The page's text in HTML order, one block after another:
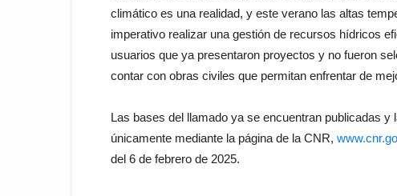
climático es una realidad, y este verano las altas
imperativo realizar una gestión de recursos hídricos
usuarios que ya presentaron proyectos y no fueron
contar con obras civiles que permitan enfrentar de
Las bases del llamado ya se encuentran publicadas
únicamente mediante la página de la CNR,
del 6 de febrero de 2025.